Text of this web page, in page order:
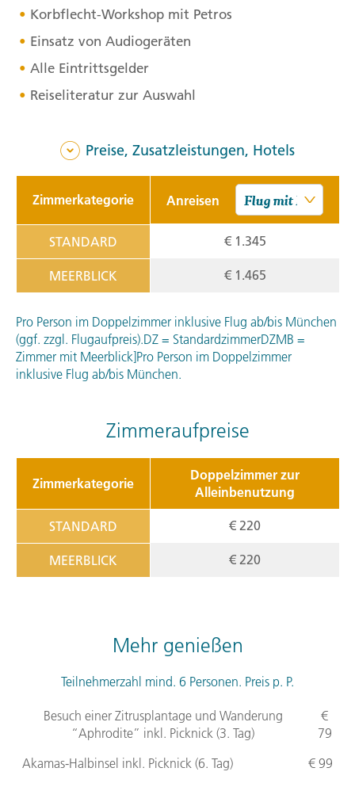
Korbflecht-Workshop mit Petros
Einsatz von Audiogeräten
Alle Eintrittsgelder
Reiseliteratur zur Auswahl
Preise, Zusatzleistungen, Hotels
Zimmerkategorie Anreisen
STANDARD € 1.345
MEERBLICK € 1.465
Pro Person im Doppelzimmer inklusive Flug ab/bis München
(ggf. zzgl. Flugaufpreis).DZ = StandardzimmerDZMB =
Zimmer mit Meerblick]Pro Person im Doppelzimmer
inklusive Flug ab/bis München.
Zimmeraufpreise
Zimmerkategorie
Doppelzimmer zur
Alleinbenutzung
STANDARD € 220
MEERBLICK € 220
Mehr genießen
Teilnehmerzahl mind. 6 Personen. Preis p. P.
Besuch einer Zitrusplantage und Wanderung
“Aphrodite” inkl. Picknick (3. Tag)
€
79
Akamas-Halbinsel inkl. Picknick (6. Tag)
€ 99